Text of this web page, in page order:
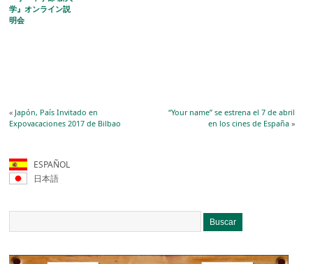
学』オンライン説
明会
« Japón, País Invitado en
Expovacaciones 2017 de Bilbao
“Your name” se estrena el 7 de abril
en los cines de España»
ESPAÑOL
日本語